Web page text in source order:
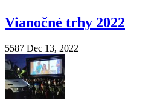
Vianočné trhy 2022
5587 Dec 13, 2022